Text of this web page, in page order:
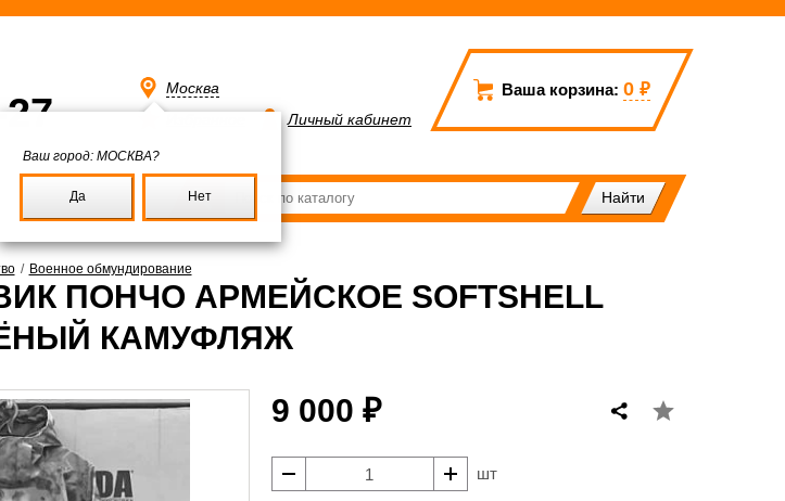
Ваша корзина: 0 ₽
Москва
Ваш город: МОСКВА?
Да Нет
Личный кабинет
/ Военное обмундирование
ПОНЧО АРМЕЙСКОЕ SOFTSHELL
КАМУФЛЯЖ
9 000 ₽
шт